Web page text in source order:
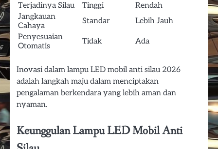
Terjadinya Silau
Tinggi
Rendah
Jangkauan
Cahaya
Standar
Lebih Jauh
Penyesuaian
Otomatis
Tidak Ada
Inovasi dalam lampu LED mobil anti silau 2026
adalah langkah maju dalam menciptakan
pengalaman berkendara yang lebih aman dan
nyaman.
Keunggulan Lampu LED Mobil Anti